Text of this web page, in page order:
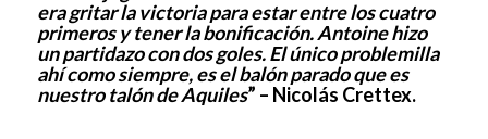
era gritar la victoria para estar entre los cuatro
primeros y tener la bonificación. Antoine hizo
un partidazo con dos goles. El único problemilla
ahí como siempre, es el balón parado que es
nuestro talón de Aquiles” – Nicolás Crettex.